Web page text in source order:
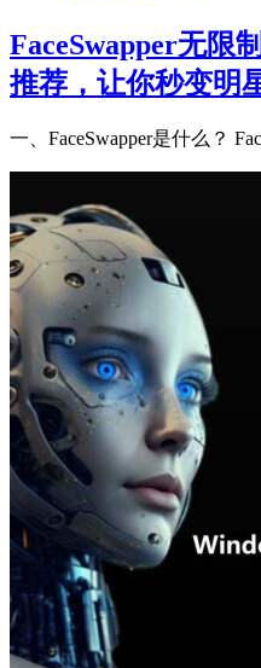
FaceSwapper无限
推荐，让你秒变明
一、FaceSwapper是什么？